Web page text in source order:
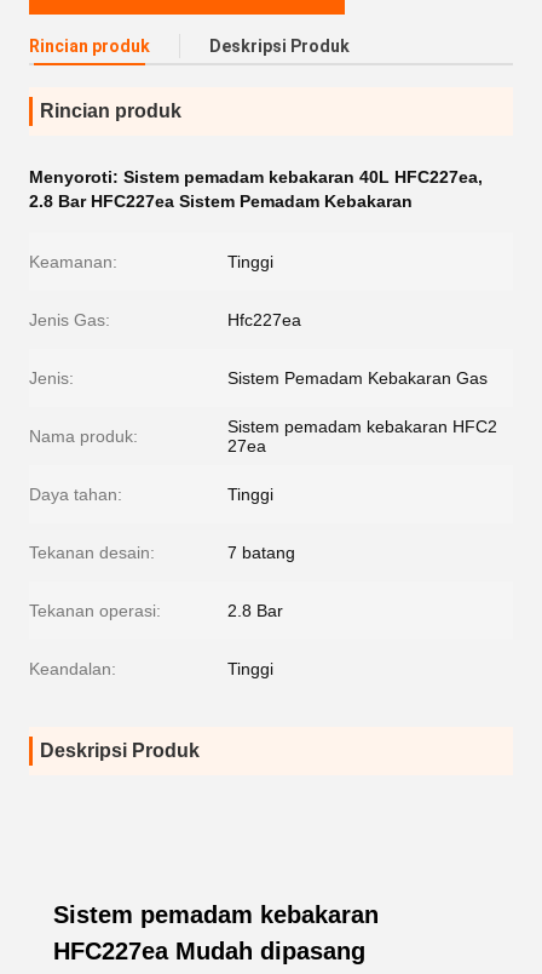
Rincian produk Deskripsi Produk
Rincian produk
Menyoroti: Sistem pemadam kebakaran 40L HFC227ea,
2.8 Bar HFC227ea Sistem Pemadam Kebakaran
Keamanan: Tinggi
Jenis Gas: Hfc227ea
Jenis: Sistem Pemadam Kebakaran Gas
Nama produk:
Sistem pemadam kebakaran HFC2
27ea
Daya tahan: Tinggi
Tekanan desain: 7 batang
Tekanan operasi: 2.8 Bar
Keandalan: Tinggi
Deskripsi Produk
Sistem pemadam kebakaran
HFC227ea Mudah dipasang